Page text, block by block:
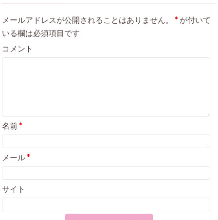
メールアドレスが公開されることはありません。 * が付いて
いる欄は必須項目です
コメント
名前*
メール*
サイト